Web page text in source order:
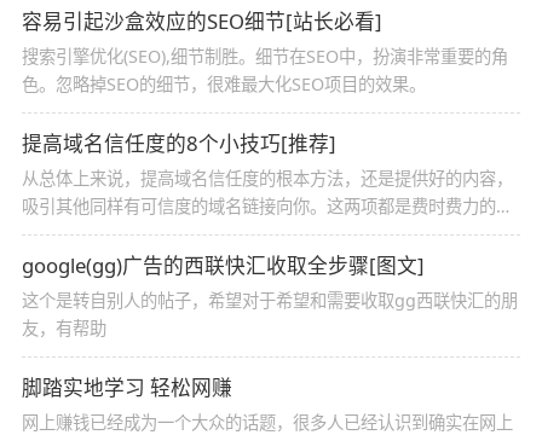
容易引起沙盒效应的SEO细节[站长必看]
搜索引擎优化(SEO),细节制胜。细节在SEO中，扮演非常重要的角
色。忽略掉SEO的细节，很难最大化SEO项目的效果。
提高域名信任度的8个小技巧[推荐]
从总体上来说，提高域名信任度的根本方法，还是提供好的内容，
吸引其他同样有可信度的域名链接向你。这两项都是费时费力的工
作，无法短时间内做到。
google(gg)广告的西联快汇收取全步骤[图文]
这个是转自别人的帖子，希望对于希望和需要收取gg西联快汇的朋
友，有帮助
脚踏实地学习 轻松网赚
网上赚钱已经成为一个大众的话题，很多人已经认识到确实在网上